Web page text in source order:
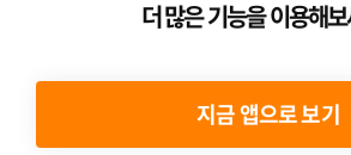
더 많은 기능을 이용해
지금 앱으로 보기